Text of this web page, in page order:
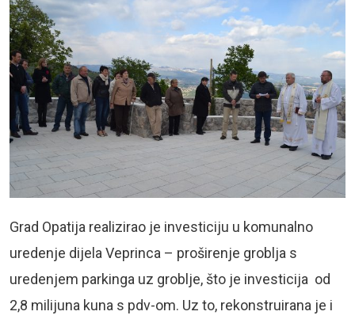
Grad Opatija realizirao je investiciju u komunalno
uredenje dijela Veprinca – proširenje groblja s
uredenjem parkinga uz groblje, što je investicija od
2,8 milijuna kuna s pdv-om. Uz to, rekonstruirana je i